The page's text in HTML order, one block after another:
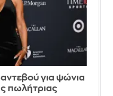
για ψώνια
πωλήτριας